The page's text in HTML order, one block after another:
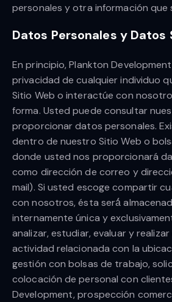
personales y otra información que
Datos Personales y Datos
En principio, Plankton
privacidad de cualquier individuo
Sitio Web o interactúe con
forma. Usted puede consultar
proporcionar datos personales.
dentro de nuestro Sitio Web o
donde usted nos proporcionará
como dirección de correo y
mail). Si usted escoge compartir
con nosotros, ésta será́
internamente única y
analizar, estudiar, evaluar y
actividad relacionada con la
gestión con bolsas de trabajo,
colocación de personal con
Development, prospección